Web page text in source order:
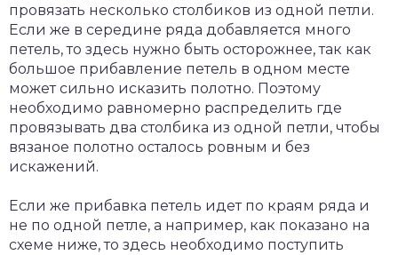
провязать несколько столбиков из одной петли.
Если же в середине ряда добавляется много
петель, то здесь нужно быть осторожнее, так как
большое прибавление петель в одном месте
может сильно исказить полотно. Поэтому
необходимо равномерно распределить где
провязывать два столбика из одной петли, чтобы
вязаное полотно осталось ровным и без
искажений.
Если же прибавка петель идет по краям ряда и
не по одной петле, а например, как показано на
схеме ниже, то здесь необходимо поступить